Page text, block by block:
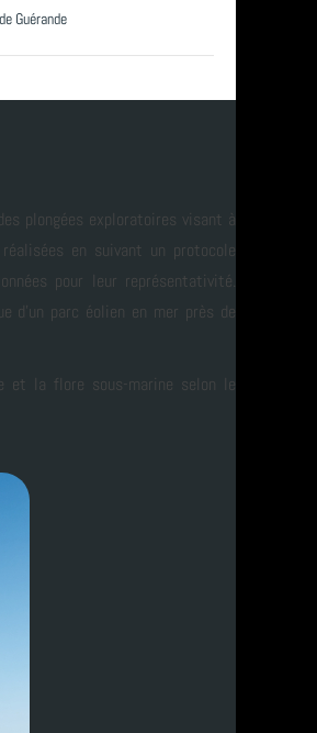
Guérande
plongées exploratoires visant à
en suivant un protocole
pour leur représentativité.
d'un parc éolien en mer près de
et la flore sous-marine selon le